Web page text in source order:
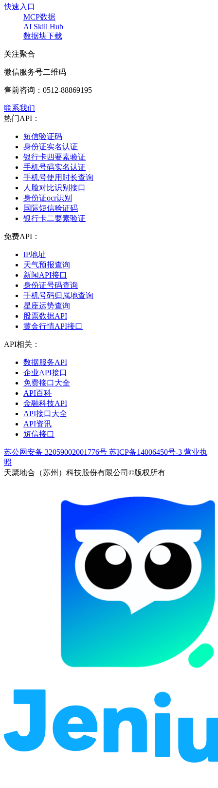
快速入口
MCP数据
AI Skill Hub
数据块下载
关注聚合
微信服务号二维码
售前咨询： 0512-88869195
联系我们
热门API：
短信验证码
身份证实名认证
银行卡四要素验证
手机号码实名认证
手机号使用时长查询
人脸对比识别接口
身份证ocr识别
国际短信验证码
银行卡二要素验证
免费API：
IP地址
天气预报查询
新闻API接口
身份证号码查询
手机号码归属地查询
星座运势查询
股票数据API
黄金行情API接口
API相关：
数据服务API
企业API接口
免费接口大全
API百科
金融科技API
API接口大全
API资讯
短信接口
苏公网安备 32059002001776号 苏ICP备14006450号-3 营业执
照
天聚地合（苏州）科技股份有限公司©版权所有